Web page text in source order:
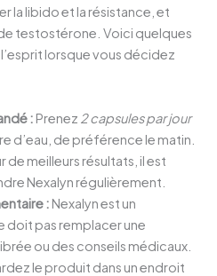
la libido et la résistance, et
testostérone. Voici quelques
lorsque vous décidez
: Prenez 2 capsules par jour
d’eau, de préférence le matin.
de meilleurs résultats, il est
Nexalyn régulièrement.
: Nexalyn est un
doit pas remplacer une
ou des conseils médicaux.
le produit dans un endroit